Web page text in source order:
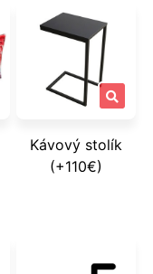
Kávový stolík
(+110€)